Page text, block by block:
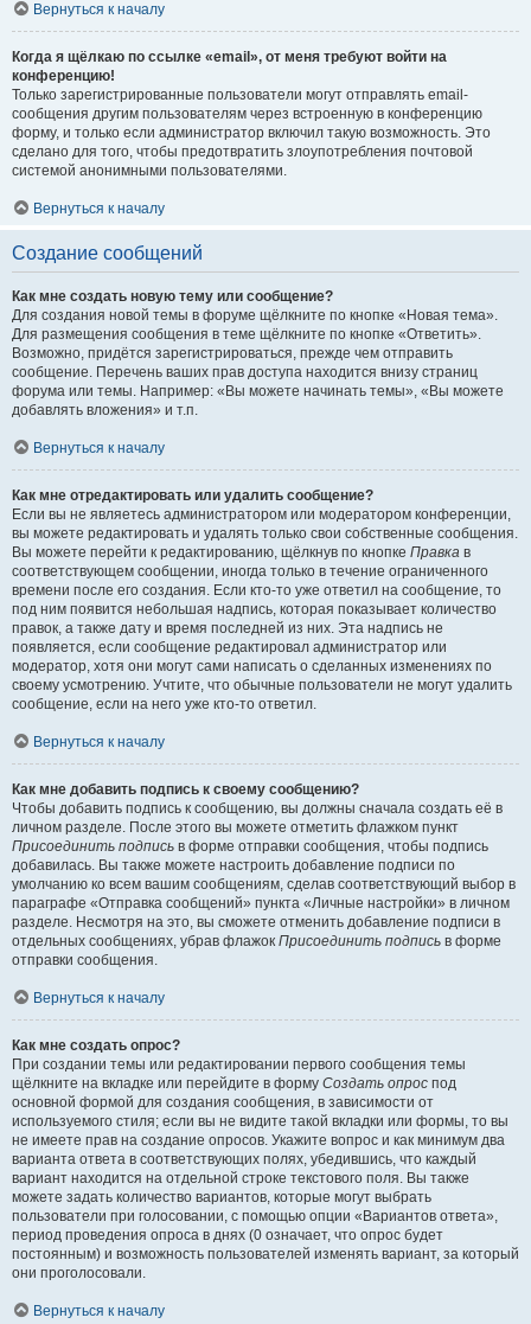
Вернуться к началу
Когда я щёлкаю по ссылке «email», от меня требуют войти на
конференцию!
Только зарегистрированные пользователи могут отправлять email-
сообщения другим пользователям через встроенную в конференцию
форму, и только если администратор включил такую возможность. Это
сделано для того, чтобы предотвратить злоупотребления почтовой
системой анонимными пользователями.
Вернуться к началу
Создание сообщений
Как мне создать новую тему или сообщение?
Для создания новой темы в форуме щёлкните по кнопке «Новая тема».
Для размещения сообщения в теме щёлкните по кнопке «Ответить».
Возможно, придётся зарегистрироваться, прежде чем отправить
сообщение. Перечень ваших прав доступа находится внизу страниц
форума или темы. Например: «Вы можете начинать темы», «Вы можете
добавлять вложения» и т.п.
Вернуться к началу
Как мне отредактировать или удалить сообщение?
Если вы не являетесь администратором или модератором конференции,
вы можете редактировать и удалять только свои собственные сообщения.
Вы можете перейти к редактированию, щёлкнув по кнопке Правка в
соответствующем сообщении, иногда только в течение ограниченного
времени после его создания. Если кто-то уже ответил на сообщение, то
под ним появится небольшая надпись, которая показывает количество
правок, а также дату и время последней из них. Эта надпись не
появляется, если сообщение редактировал администратор или
модератор, хотя они могут сами написать о сделанных изменениях по
своему усмотрению. Учтите, что обычные пользователи не могут удалить
сообщение, если на него уже кто-то ответил.
Вернуться к началу
Как мне добавить подпись к своему сообщению?
Чтобы добавить подпись к сообщению, вы должны сначала создать её в
личном разделе. После этого вы можете отметить флажком пункт
Присоединить подпись в форме отправки сообщения, чтобы подпись
добавилась. Вы также можете настроить добавление подписи по
умолчанию ко всем вашим сообщениям, сделав соответствующий выбор в
параграфе «Отправка сообщений» пункта «Личные настройки» в личном
разделе. Несмотря на это, вы сможете отменить добавление подписи в
отдельных сообщениях, убрав флажок Присоединить подпись в форме
отправки сообщения.
Вернуться к началу
Как мне создать опрос?
При создании темы или редактировании первого сообщения темы
щёлкните на вкладке или перейдите в форму Создать опрос под
основной формой для создания сообщения, в зависимости от
используемого стиля; если вы не видите такой вкладки или формы, то вы
не имеете прав на создание опросов. Укажите вопрос и как минимум два
варианта ответа в соответствующих полях, убедившись, что каждый
вариант находится на отдельной строке текстового поля. Вы также
можете задать количество вариантов, которые могут выбрать
пользователи при голосовании, с помощью опции «Вариантов ответа»,
период проведения опроса в днях (0 означает, что опрос будет
постоянным) и возможность пользователей изменять вариант, за который
они проголосовали.
Вернуться к началу